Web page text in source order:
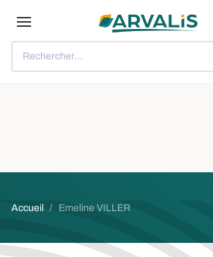
Rechercher...
Fil d'Ariane
Accueil Emeline VILLER